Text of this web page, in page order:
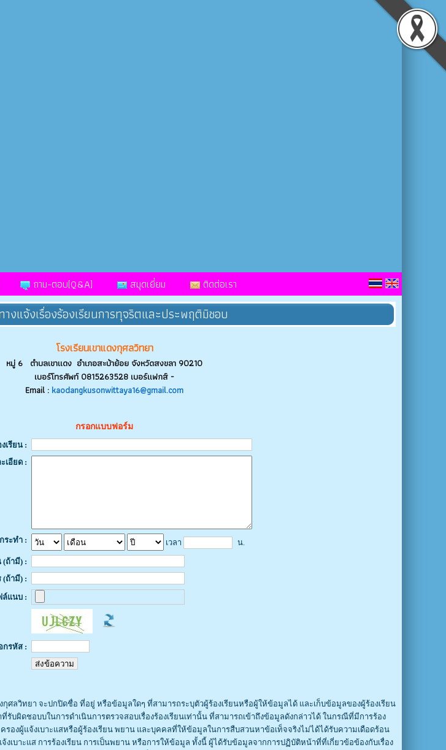
ถาม-ตอบ[Q&A] สมุดเยี่ยม ติดต่อเรา
างแจ้งเรื่องร้องเรียนการทุจริตและประพฤติมิชอบ
โรงเรียนเขาแดงกุศลวิทยา
หมู่ 6 ตำบลเขาแดง อำเภอสะบ้าย้อย จังหวัดสงขลา 90210
เบอร์โทรศัพท์ 0815263528 เบอร์แฟกส์ -
Email : kaodangkusonwittaya16@gmail.com
กรอกแบบฟอร์ม
งเรียน :
เอียด :
ระทำ : เวลา น.
(ถ้ามี) :
(ถ้ามี) :
ล์แนบ :
กรหัส :
กุศลวิทยา จะปกปิดชื่อ ที่อยู่ หรือข้อมูลใดๆ ที่สามารถระบุตัวผู้ร้องเรียนหรือผู้ให้ข้อมูลได้ และเก็บข้อมูลของผู้ร้องเรียน
บผิดชอบบในการดำเนินการตรวจสอบเรื่องร้องเรียนเท่านั้น ที่สามารถเข้าถึงข้อมูลดังกล่าวได้ ในกรณีที่มีการร้อง
รองผู้แจ้งเบาะแสหรือผู้ร้องเรียน พยาน และบุคคลที่ให้ข้อมูลในการสืบสวนหาข้อเท็จจริงไม่ได้ได้รับความเดือดร้อน
เบาะแส การร้องเรียน การเป็นพยาน หรือการให้ข้อมูล ทั้งนี้ ผู้ได้รับข้อมูลจากการปฏิบัติหน้าที่ที่เกี่ยวข้อข้องกับเรื่อง